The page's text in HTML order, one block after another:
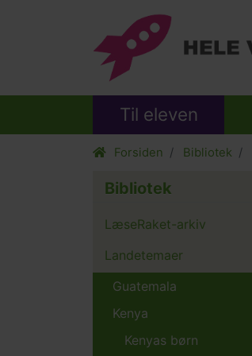
Til eleven
Forsiden Bibliotek
Bibliotek
LæseRaket-arkiv
Landetemaer
Guatemala
Kenya
Kenyas børn